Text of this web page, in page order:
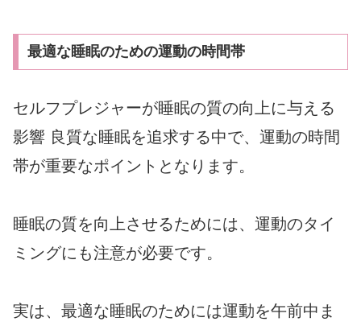
最適な睡眠のための運動の時間帯
セルフプレジャーが睡眠の質の向上に与える
影響 良質な睡眠を追求する中で、運動の時間
帯が重要なポイントとなります。
睡眠の質を向上させるためには、運動のタイ
ミングにも注意が必要です。
実は、最適な睡眠のためには運動を午前中ま